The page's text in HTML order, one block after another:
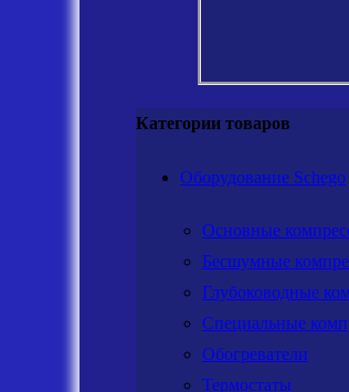
Категории товаров
Оборудование Schego
Основные
Бесшумные
Глубоководные
Специальные
Обогреватели
Термостаты